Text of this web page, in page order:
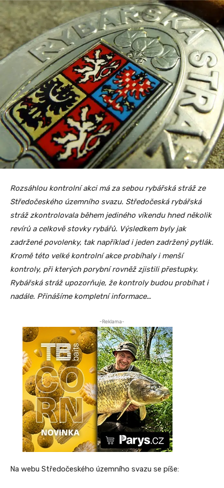
Rozsáhlou kontrolní akci má za sebou rybářská stráž ze
Středočeského územního svazu. Středočeská rybářská
stráž zkontrolovala během jediného víkendu hned několik
revírů a celkově stovky rybářů. Výsledkem byly jak
zadržené povolenky, tak například i jeden zadržený pytlák.
Kromě této velké kontrolní akce probíhaly i menší
kontroly, při kterých porybní rovněž zjistili přestupky.
Rybářská stráž upozorňuje, že kontroly budou probíhat i
nadále. Přinášíme kompletní informace…
-Reklama-
Na webu Středočeského územního svazu se píše: